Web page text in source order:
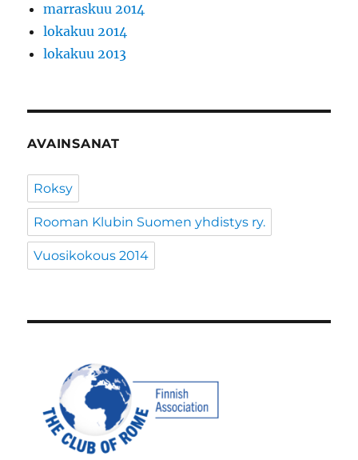
marraskuu 2014
lokakuu 2014
lokakuu 2013
AVAINSANAT
Roksy
Rooman Klubin Suomen yhdistys ry.
Vuosikokous 2014